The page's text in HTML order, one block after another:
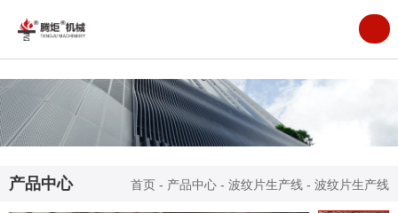
产品中心 首页 - 产品中心 - 波纹片生产线 - 波纹片生产线